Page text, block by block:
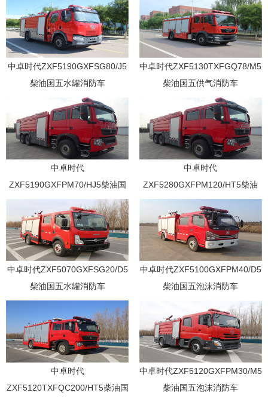
中卓时代ZXF5190GXFSG80/J5
柴油国五水罐消防车
中卓时代ZXF5130TXFGQ78/M5
柴油国五供气消防车
中卓时代
ZXF5190GXFPM70/HJ5柴油国
五泡沫消防车
中卓时代
ZXF5280GXFPM120/HT5柴油
国五泡沫消防车
中卓时代ZXF5070GXFSG20/D5
柴油国五水罐消防车
中卓时代ZXF5100GXFPM40/D5
柴油国五泡沫消防车
中卓时代
ZXF5120TXFQC200/HT5柴油国
中卓时代ZXF5120GXFPM30/M5
柴油国五泡沫消防车